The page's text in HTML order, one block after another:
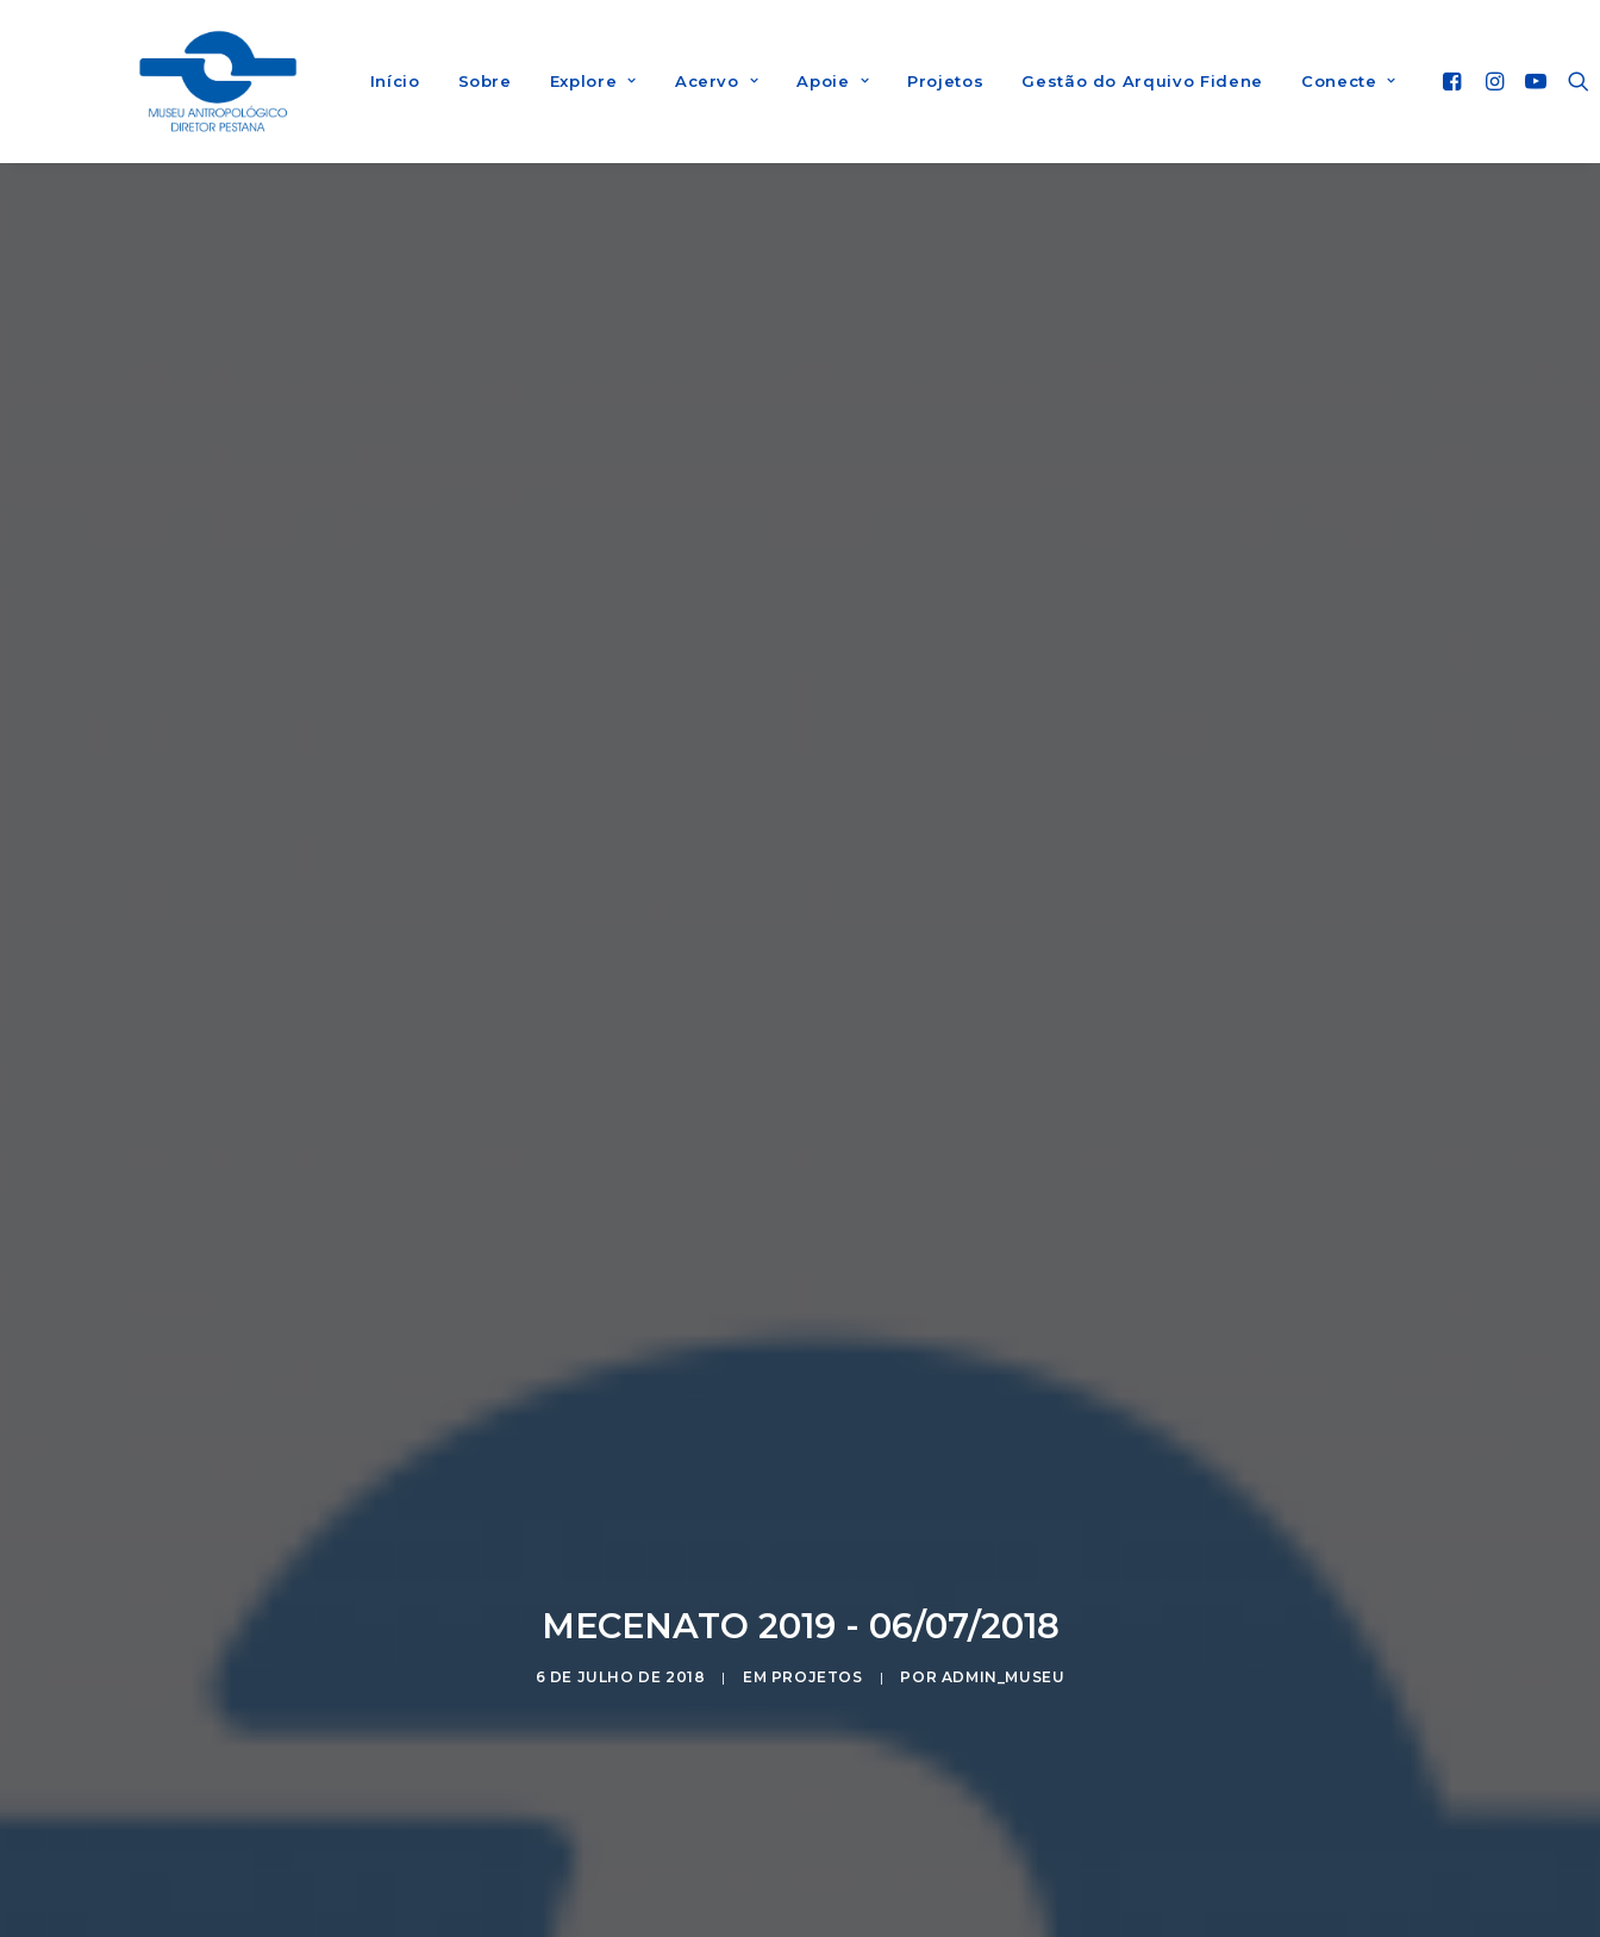
Início Sobre Explore Acervo Apoie Projetos Gestão do Arquivo Fidene Conecte
MECENATO 2019 - 06/07/2018
6 DE JULHO DE 2018 | EM PROJETOS | POR ADMIN_MUSEU